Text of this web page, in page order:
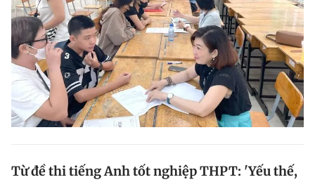
Từ đề thi tiếng Anh tốt nghiệp THPT: 'Yếu thế,